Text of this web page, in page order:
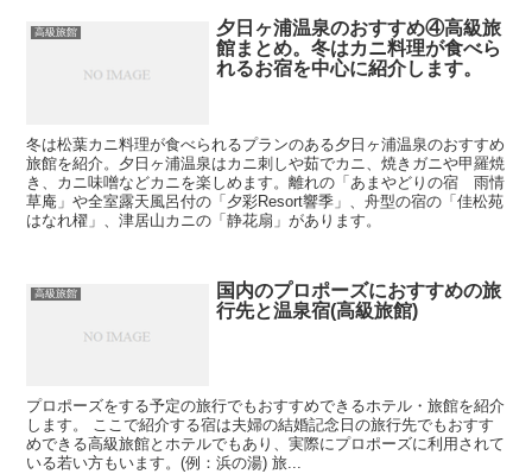
高級旅館
夕日ヶ浦温泉のおすすめ④高級旅
館まとめ。冬はカニ料理が食べら
れるお宿を中心に紹介します。
冬は松葉カニ料理が食べられるプランのある夕日ヶ浦温泉のおすすめ
旅館を紹介。夕日ヶ浦温泉はカニ刺しや茹でカニ、焼きガニや甲羅焼
き、カニ味噌などカニを楽しめます。離れの「あまやどりの宿 雨情
草庵」や全室露天風呂付の「夕彩Resort響季」、舟型の宿の「佳松苑
はなれ櫂」、津居山カニの「静花扇」があります。
高級旅館
国内のプロポーズにおすすめの旅
行先と温泉宿(高級旅館)
プロポーズをする予定の旅行でもおすすめできるホテル・旅館を紹介
します。 ここで紹介する宿は夫婦の結婚記念日の旅行先でもおすす
めできる高級旅館とホテルでもあり、実際にプロポーズに利用されて
いる若い方もいます。(例：浜の湯) 旅...